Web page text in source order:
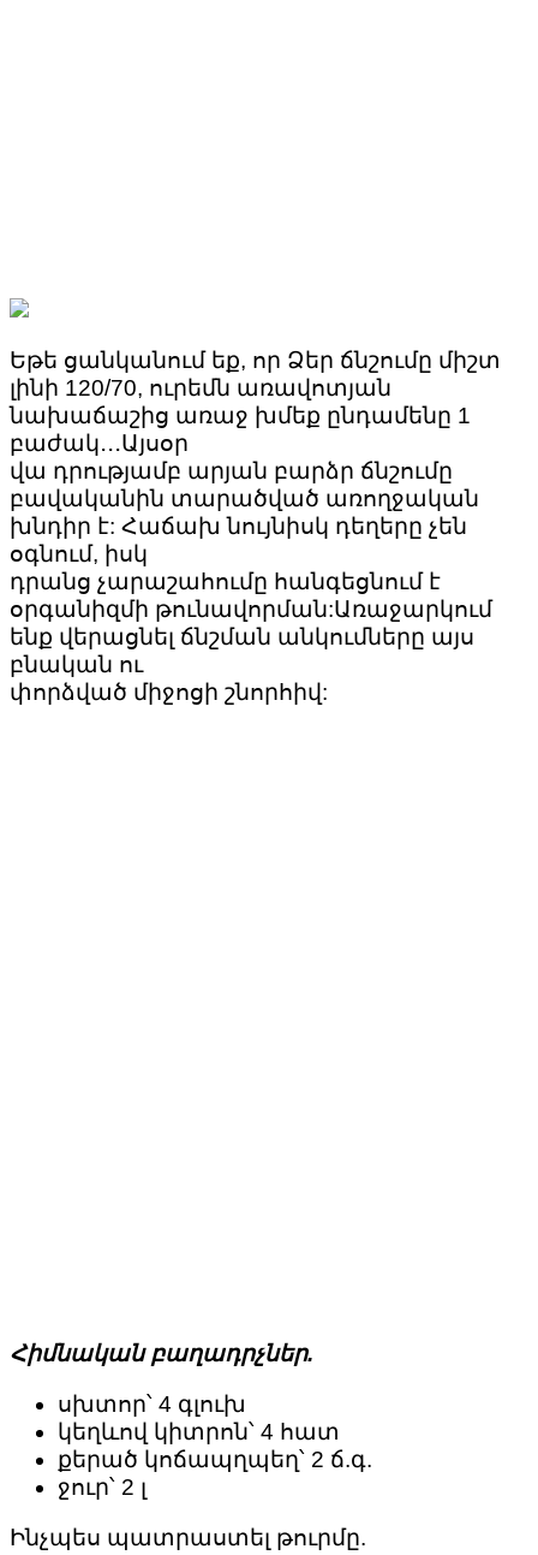
Եթե ցանկանում եք, որ Ձեր ճնշումը միշտ
լինի 120/70, ուրեմն առավոտյան
նախաճաշից առաջ խմեք ընդամենը 1
բաժակ․․․Այսօր
վա դրությամբ արյան բարձր ճնշումը
բավականին տարածված առողջական
խնդիր է: Հաճախ նույնիսկ դեղերը չեն
օգնում, իսկ
դրանց չարաշահումը հանգեցնում է
օրգանիզմի թունավորման:Առաջարկում
ենք վերացնել ճնշման անկումները այս
բնական ու
փորձված միջոցի շնորհիվ:
Հիմնական բաղադրչներ.
սխտոր՝ 4 գլուխ
կեղևով կիտրոն՝ 4 հատ
քերած կոճապղպեղ՝ 2 ճ.գ.
ջուր՝ 2 լ
Ինչպես պատրաստել թուրմը.